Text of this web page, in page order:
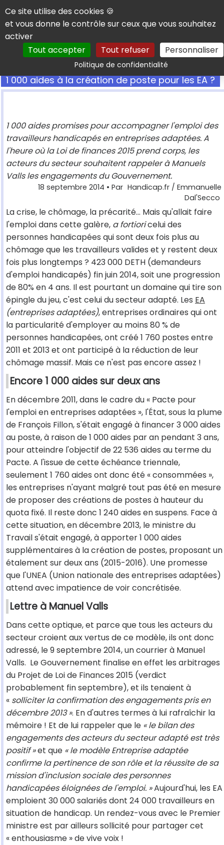
Panneau de gestion des cookies
Ce site utilise des cookies 🍪
et vous donne le contrôle sur ceux que vous souhaitez
activer
Tout accepter
Tout refuser Personnaliser
Politique de confidentialitéRechercher
1 000 aides à la création de poste pour les EA ?
1 000 aides promises pour accompagner l'emploi des
travailleurs handicapés en entreprises adaptées. A
l'heure où la Loi de finances 2015 prend corps, les
acteurs du secteur souhaitent rappeler à Manuels
Valls les engagements du Gouvernement.
18 septembre 2014 • Par Handicap.fr / Emmanuelle
Dal'Secco
La crise, le chômage, la précarité… Mais qu'allait faire
l'emploi dans cette galère, a fortioricelui des
personnes handicapées qui sont deux fois plus au
chômage que les travailleurs valides et y restent deux
fois plus longtemps ? 423 000 DETH (demandeurs
d'emploi handicapés) fin juin 2014, soit une progression
de 80% en 4 ans. Il est pourtant un domaine qui tire son
épingle du jeu, c'est celui du secteur adapté. Les EA
(entreprises adaptées), entreprises ordinaires qui ont
la particularité d'employer au moins 80 % de
personnes handicapées, ont créé 1 760 postes entre
2011 et 2013 et ont participé à la réduction de leur
chômage massif. Mais ce n'est pas encore assez !
Encore 1 000 aides sur deux ans
En décembre 2011, dans le cadre du « Pacte pour
l'emploi en entreprises adaptées », l'État, sous la plume
de François Fillon, s'était engagé à financer 3 000 aides
au poste, à raison de 1 000 aides par an pendant 3 ans,
pour atteindre l'objectif de 22 536 aides au terme du
Pacte. A l'issue de cette échéance triennale,
seulement 1 760 aides ont donc été « consommées »,
les entreprises n'ayant malgré tout pas été en mesure
de proposer des créations de postes à hauteur du
quota fixé. Il reste donc 1 240 aides en suspens. Face à
cette situation, en décembre 2013, le ministre du
Travail s'était engagé, à apporter 1 000 aides
supplémentaires à la création de postes, proposant un
étalement sur deux ans (2015-2016). Une promesse
que l'UNEA (Union nationale des entreprises adaptées)
attend avec impatience de voir concrétisée.
Lettre à Manuel Valls
Dans cette optique, et parce que tous les acteurs du
secteur croient aux vertus de ce modèle, ils ont donc
adressé, le 9 septembre 2014, un courrier à Manuel
Valls. Le Gouvernement finalise en effet les arbitrages
du Projet de Loi de Finances 2015 (verdict
probablement fin septembre), et ils tenaient à
« solliciter la confirmation des engagements pris en
décembre 2013 ». En d'autres termes à lui rafraîchir la
mémoire ! Et de lui rappeler que le « le bilan des
engagements des acteurs du secteur adapté est très
positif »et que « le modèle Entreprise adaptée
confirme la pertinence de son rôle et la réussite de sa
mission d'inclusion sociale des personnes
handicapées éloignées de l'emploi. »Aujourd'hui, les EA
emploient 30 000 salariés dont 24 000 travailleurs en
situation de handicap. Un rendez-vous avec le Premier
ministre est par ailleurs sollicité pour partager cet
« enthousiasme » de vive voix !